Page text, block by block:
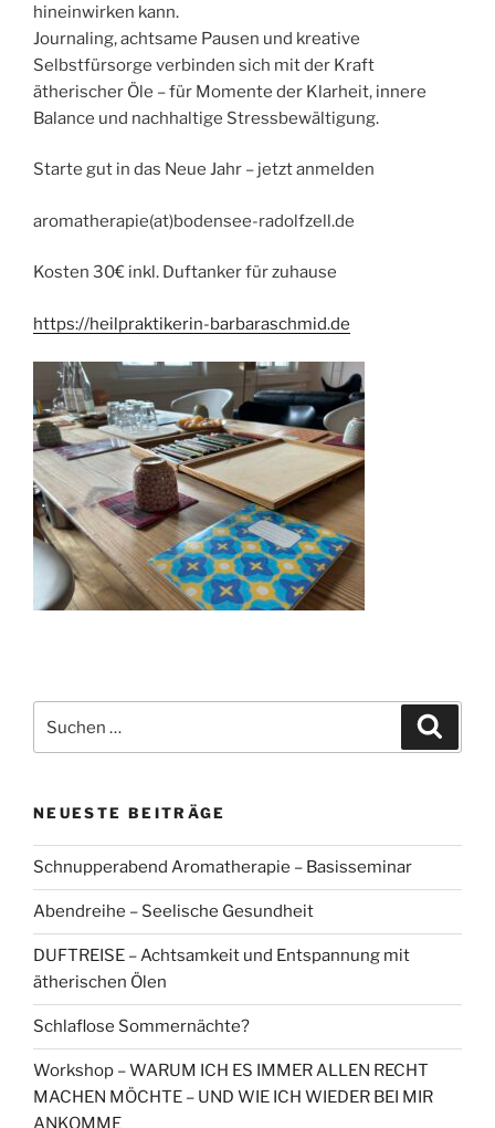
hineinwirken kann.
Journaling, achtsame Pausen und kreative
Selbstfürsorge verbinden sich mit der Kraft
ätherischer Öle – für Momente der Klarheit, innere
Balance und nachhaltige Stressbewältigung.
Starte gut in das Neue Jahr – jetzt anmelden
aromatherapie(at)bodensee-radolfzell.de
Kosten 30€ inkl. Duftanker für zuhause
https://heilpraktikerin-barbaraschmid.de
nach:
NEUESTE BEITRÄGE
Schnupperabend Aromatherapie – Basisseminar
Abendreihe – Seelische Gesundheit
DUFTREISE – Achtsamkeit und Entspannung mit
ätherischen Ölen
Schlaflose Sommernächte?
Workshop – WARUM ICH ES IMMER ALLEN RECHT
MACHEN MÖCHTE – UND WIE ICH WIEDER BEI MIR
ANKOMME